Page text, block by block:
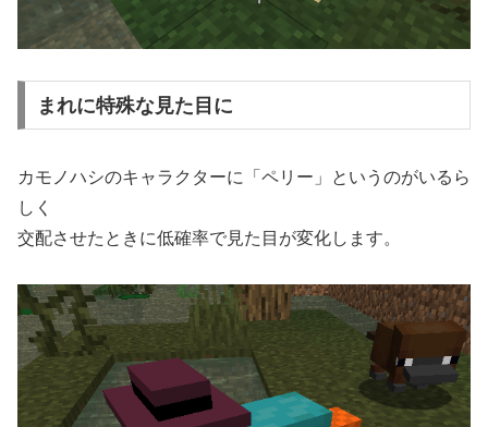
まれに特殊な見た目に
カモノハシのキャラクターに「ペリー」というのがいるら
しく
交配させたときに低確率で見た目が変化します。